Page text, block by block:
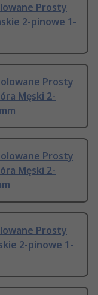
Prosty
2-pinowe 1-
Prosty
Męski 2-
Prosty
Męski 2-
Prosty
2-pinowe 1-